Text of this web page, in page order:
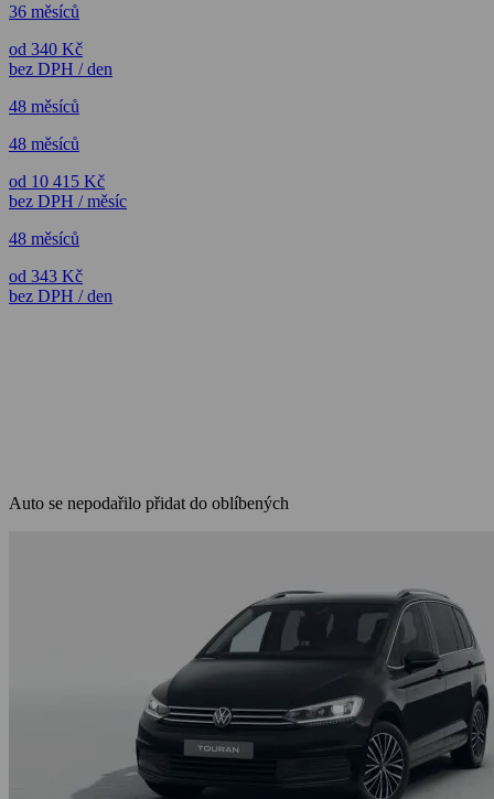
36 měsíců
od 340 Kč
bez DPH / den
48 měsíců
48 měsíců
od 10 415 Kč
bez DPH / měsíc
48 měsíců
od 343 Kč
bez DPH / den
Auto se nepodařilo přidat do oblíbených